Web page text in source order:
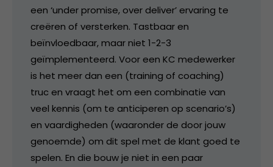
een ‘under promise, over deliver’ ervaring te
creëren of versterken. Tastbaar en
beïnvloedbaar, maar niet 1-2-3
geïmplementeerd. Voor een KC medewerker
is het meer dan een (training of coaching)
truc en vraagt het om een combinatie van
veel kennis (om te anticiperen op scenario’s)
en vaardigheden (waaronder de door jouw
genoemde) om dit spel met de klant goed te
spelen. En die bouw je niet in een paar